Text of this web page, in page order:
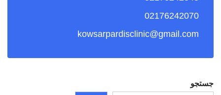
02176242070
kowsarpardisclinic@gmail.com
جستجو